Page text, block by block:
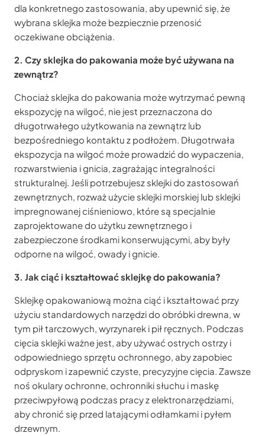
dla konkretnego zastosowania, aby upewnić się, że
wybrana sklejka może bezpiecznie przenosić
oczekiwane obciążenia.
2. Czy sklejka do pakowania może być używana na
zewnątrz?
Chociaż sklejka do pakowania może wytrzymać pewną
ekspozycję na wilgoć, nie jest przeznaczona do
długotrwałego użytkowania na zewnątrz lub
bezpośredniego kontaktu z podłożem. Długotrwała
ekspozycja na wilgoć może prowadzić do wypaczenia,
rozwarstwienia i gnicia, zagrażając integralności
strukturalnej. Jeśli potrzebujesz sklejki do zastosowań
zewnętrznych, rozważ użycie sklejki morskiej lub sklejki
impregnowanej ciśnieniowo, które są specjalnie
zaprojektowane do użytku zewnętrznego i
zabezpieczone środkami konserwującymi, aby były
odporne na wilgoć, owady i gnicie.
3. Jak ciąć i kształtować sklejkę do pakowania?
Sklejkę opakowaniową można ciąć i kształtować przy
użyciu standardowych narzędzi do obróbki drewna, w
tym pił tarczowych, wyrzynarek i pił ręcznych. Podczas
cięcia sklejki ważne jest, aby używać ostrych ostrzy i
odpowiedniego sprzętu ochronnego, aby zapobiec
odpryskom i zapewnić czyste, precyzyjne cięcia. Zawsze
noś okulary ochronne, ochronniki słuchu i maskę
przeciwpyłową podczas pracy z elektronarzędziami,
aby chronić się przed latającymi odłamkami i pyłem
drzewnym.